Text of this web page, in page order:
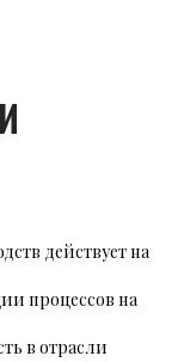
действует на
процессов на
в отрасли